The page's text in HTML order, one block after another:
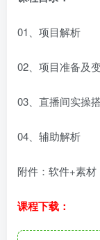
01、项目解析
02、项目准备及
03、直播间实操
04、辅助解析
附件：软件+素材
课程下载：